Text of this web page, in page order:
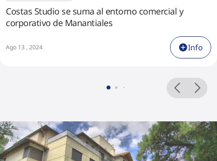
Costas Studio se suma al entorno comercial y
corporativo de Manantiales
Ago 13 , 2024 Info